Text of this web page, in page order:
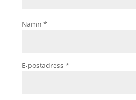
Namn *
E-postadress *